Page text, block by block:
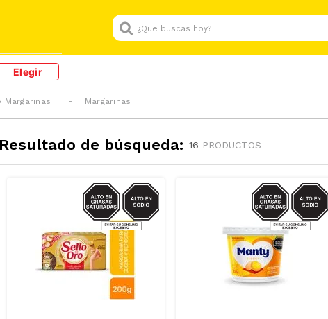
¿Que buscas hoy?
Elegir
Margarinas Margarinas
Resultado de búsqueda: 16 PRODUCTOS
SODIO/GRASAS-
SAT
SODIO/GRASAS-
SAT